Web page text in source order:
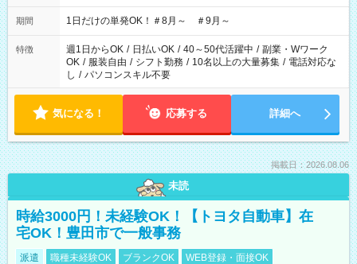
▼18:00～21:00
期間 1日だけの単発OK！＃8月～ ＃9月～
特徴 週1日からOK / 日払いOK / 40～50代活躍中 / 副業・Wワーク
OK / 服装自由 / シフト勤務 / 10名以上の大量募集 / 電話対応な
し / パソコンスキル不要
気になる！ 応募する 詳細へ
掲載日：2026.08.06
未読
時給3000円！未経験OK！【トヨタ自動車】在
宅OK！豊田市で一般事務
派遣 職種未経験OK ブランクOK WEB登録・面接OK